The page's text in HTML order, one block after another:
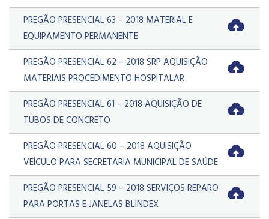
PREGÃO PRESENCIAL 63 – 2018 MATERIAL E
EQUIPAMENTO PERMANENTE
PREGÃO PRESENCIAL 62 – 2018 SRP AQUISIÇÃO
MATERIAIS PROCEDIMENTO HOSPITALAR
PREGÃO PRESENCIAL 61 – 2018 AQUISIÇÃO DE
TUBOS DE CONCRETO
PREGÃO PRESENCIAL 60 – 2018 AQUISIÇÃO
VEÍCULO PARA SECRETARIA MUNICIPAL DE SAÚDE
PREGÃO PRESENCIAL 59 – 2018 SERVIÇOS REPARO
PARA PORTAS E JANELAS BLINDEX